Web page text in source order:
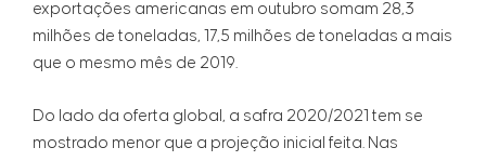
exportações americanas em outubro somam 28,3
milhões de toneladas, 17,5 milhões de toneladas a mais
que o mesmo mês de 2019.
Do lado da oferta global, a safra 2020/2021 tem se
mostrado menor que a projeção inicial feita. Nas